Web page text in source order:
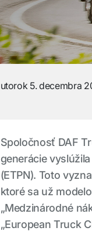
utorok 5. decembra
Spoločnosť DAF
generácie
(ETPN). Toto
ktoré sa už
„Medzinárodné
„European Truck